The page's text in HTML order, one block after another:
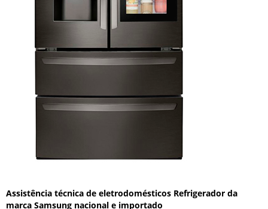
Assistência técnica de eletrodomésticos Refrigerador da
marca Samsung nacional e importado